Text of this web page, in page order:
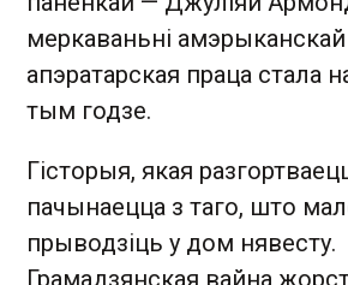
меркаваньні амэрыканскай
апэратарская праца стала
тым годзе.
Гісторыя, якая
пачынаецца з таго, што
прыводзіць у дом нявесту.
Грамадзянская вайна